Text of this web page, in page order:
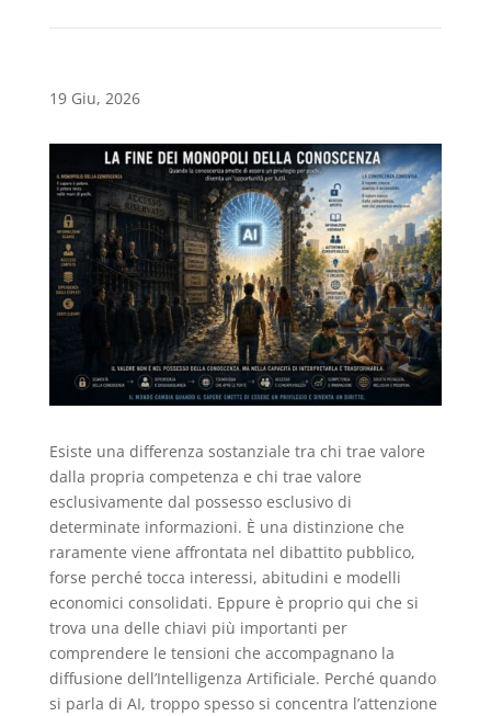
19 Giu, 2026
Esiste una differenza sostanziale tra chi trae valore
dalla propria competenza e chi trae valore
esclusivamente dal possesso esclusivo di
determinate informazioni. È una distinzione che
raramente viene affrontata nel dibattito pubblico,
forse perché tocca interessi, abitudini e modelli
economici consolidati. Eppure è proprio qui che si
trova una delle chiavi più importanti per
comprendere le tensioni che accompagnano la
diffusione dell’Intelligenza Artificiale. Perché quando
si parla di AI, troppo spesso si concentra l’attenzione